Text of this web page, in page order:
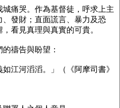
痛哭。作為基督徒，呼求上主
發財；直面謊言、暴力及恐
看見真理與真實的可貴。
禱告與盼望：
江河滔滔。」（《阿摩司書》